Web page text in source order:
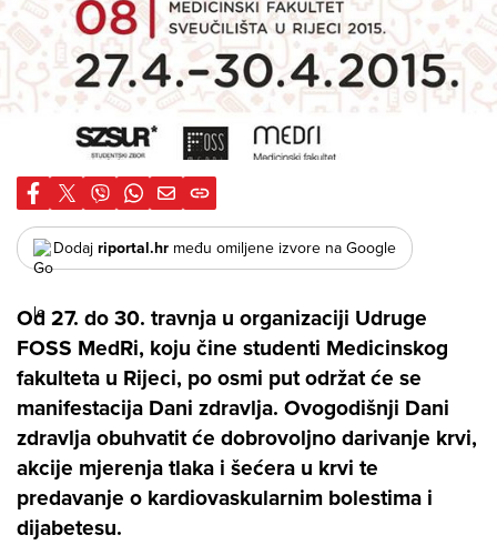
Dodaj riportal.hr među omiljene izvore na Google
Od 27. do 30. travnja u organizaciji Udruge
FOSS MedRi, koju čine studenti Medicinskog
fakulteta u Rijeci, po osmi put održat će se
manifestacija Dani zdravlja. Ovogodišnji Dani
zdravlja obuhvatit će dobrovoljno darivanje krvi,
akcije mjerenja tlaka i šećera u krvi te
predavanje o kardiovaskularnim bolestima i
dijabetesu.